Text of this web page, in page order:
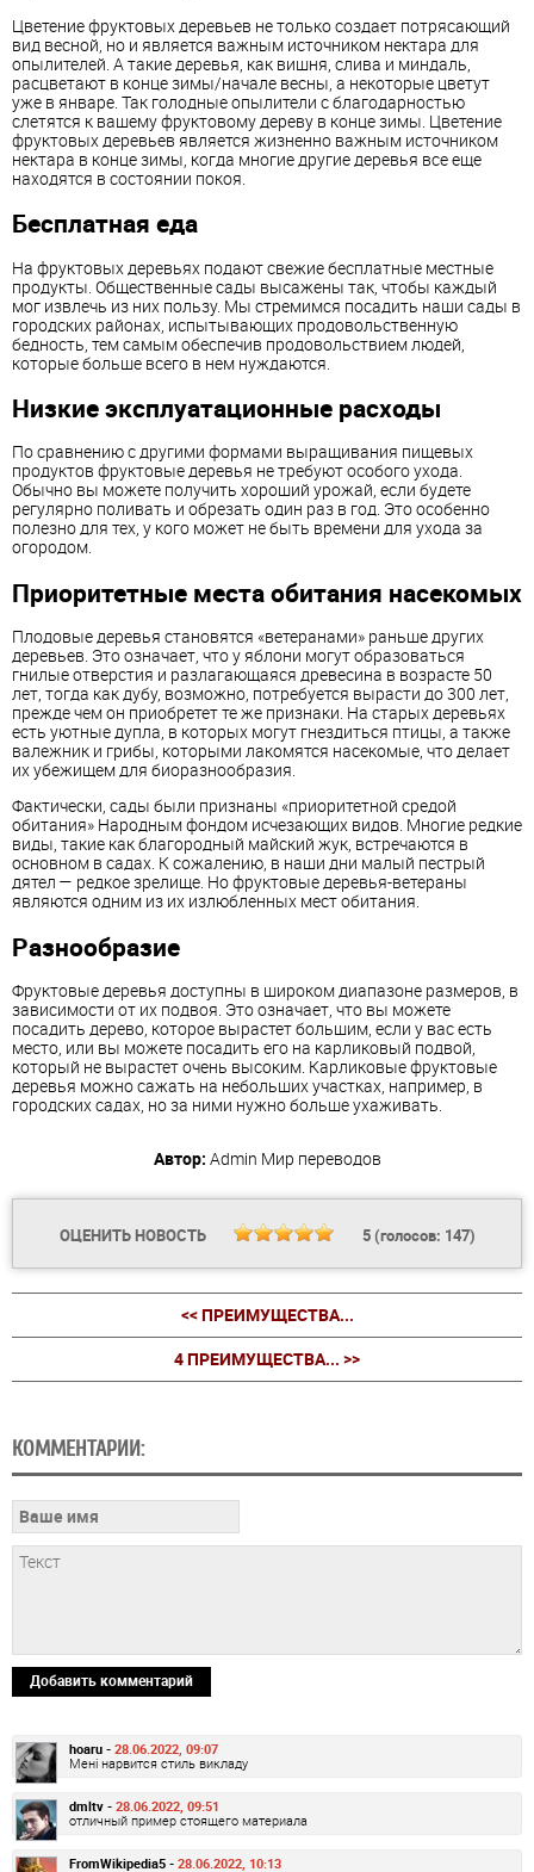
Цветение фруктовых деревьев не только создает потрясающий
вид весной, но и является важным источником нектара для
опылителей. А такие деревья, как вишня, слива и миндаль,
расцветают в конце зимы/начале весны, а некоторые цветут
уже в январе. Так голодные опылители с благодарностью
слетятся к вашему фруктовому дереву в конце зимы. Цветение
фруктовых деревьев является жизненно важным источником
нектара в конце зимы, когда многие другие деревья все еще
находятся в состоянии покоя.
Бесплатная еда
На фруктовых деревьях подают свежие бесплатные местные
продукты. Общественные сады высажены так, чтобы каждый
мог извлечь из них пользу. Мы стремимся посадить наши сады в
городских районах, испытывающих продовольственную
бедность, тем самым обеспечив продовольствием людей,
которые больше всего в нем нуждаются.
Низкие эксплуатационные расходы
По сравнению с другими формами выращивания пищевых
продуктов фруктовые деревья не требуют особого ухода.
Обычно вы можете получить хороший урожай, если будете
регулярно поливать и обрезать один раз в год. Это особенно
полезно для тех, у кого может не быть времени для ухода за
огородом.
Приоритетные места обитания насекомых
Плодовые деревья становятся «ветеранами» раньше других
деревьев. Это означает, что у яблони могут образоваться
гнилые отверстия и разлагающаяся древесина в возрасте 50
лет, тогда как дубу, возможно, потребуется вырасти до 300 лет,
прежде чем он приобретет те же признаки. На старых деревьях
есть уютные дупла, в которых могут гнездиться птицы, а также
валежник и грибы, которыми лакомятся насекомые, что делает
их убежищем для биоразнообразия.
Фактически, сады были признаны «приоритетной средой
обитания» Народным фондом исчезающих видов. Многие редкие
виды, такие как благородный майский жук, встречаются в
основном в садах. К сожалению, в наши дни малый пестрый
дятел — редкое зрелище. Но фруктовые деревья-ветераны
являются одним из их излюбленных мест обитания.
Разнообразие
Фруктовые деревья доступны в широком диапазоне размеров, в
зависимости от их подвоя. Это означает, что вы можете
посадить дерево, которое вырастет большим, если у вас есть
место, или вы можете посадить его на карликовый подвой,
который не вырастет очень высоким. Карликовые фруктовые
деревья можно сажать на небольших участках, например, в
городских садах, но за ними нужно больше ухаживать.
Автор: Admin Мир переводов
ОЦЕНИТЬ НОВОСТЬ 5(голосов: 147)
<< ПРЕИМУЩЕСТВА...
4 ПРЕИМУЩЕСТВА... >>
КОММЕНТАРИИ:
Добавить комментарий
hoaru - 28.06.2022, 09:07
Мені нарвится стиль викладу
dmltv - 28.06.2022, 09:51
отличный пример стоящего материала
FromWikipedia5 - 28.06.2022, 10:13